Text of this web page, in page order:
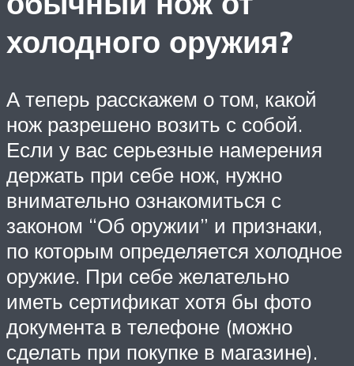
холодного оружия?
А теперь расскажем о том, какой
нож разрешено возить с собой.
Если у вас серьезные намерения
держать при себе нож, нужно
внимательно ознакомиться с
законом “Об оружии” и признаки,
по которым определяется холодное
оружие. При себе желательно
иметь сертификат хотя бы фото
документа в телефоне (можно
сделать при покупке в магазине).